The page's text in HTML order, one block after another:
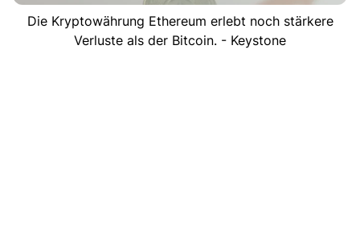
Die Kryptowährung Ethereum erlebt noch stärkere
Verluste als der Bitcoin. - Keystone